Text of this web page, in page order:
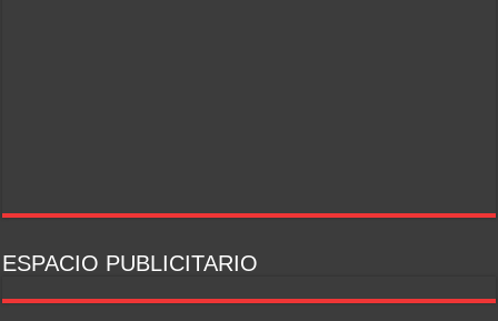
ESPACIO PUBLICITARIO